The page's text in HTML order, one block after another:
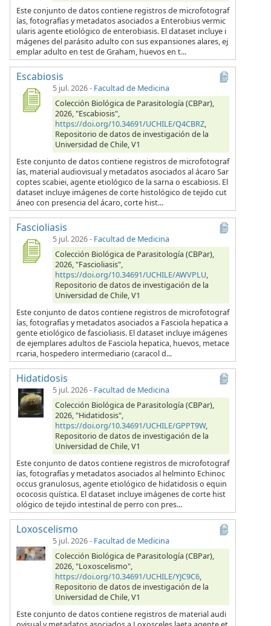
Este conjunto de datos contiene registros de microfotograf
ías, fotografías y metadatos asociados a Enterobius vermic
ularis agente etiológico de enterobiasis. El dataset incluye i
mágenes del parásito adulto con sus expansiones alares, ej
emplar adulto en test de Graham, huevos en t...
Escabiosis
5 jul. 2026- Facultad de Medicina
Colección Biológica de Parasitología (CBPar),
2026, "Escabiosis",
https://doi.org/10.34691/UCHILE/Q4CBRZ,
Repositorio de datos de investigación de la
Universidad de Chile, V1
Este conjunto de datos contiene registros de microfotograf
ías, material audiovisual y metadatos asociados al ácaro Sar
coptes scabiei, agente etiológico de la sarna o escabiosis. El
dataset incluye imágenes de corte histológico de tejido cut
áneo con presencia del ácaro, corte hist...
Fascioliasis
5 jul. 2026- Facultad de Medicina
Colección Biológica de Parasitología (CBPar),
2026, "Fascioliasis",
https://doi.org/10.34691/UCHILE/AWVPLU,
Repositorio de datos de investigación de la
Universidad de Chile, V1
Este conjunto de datos contiene registros de microfotograf
ías, fotografías y metadatos asociados a Fasciola hepatica a
gente etiológico de fascioliasis. El dataset incluye imágenes
de ejemplares adultos de Fasciola hepatica, huevos, metace
rcaria, hospedero intermediario (caracol d...
Hidatidosis
5 jul. 2026- Facultad de Medicina
Colección Biológica de Parasitología (CBPar),
2026, "Hidatidosis",
https://doi.org/10.34691/UCHILE/GPPT9W,
Repositorio de datos de investigación de la
Universidad de Chile, V1
Este conjunto de datos contiene registros de microfotograf
ías, fotografías y metadatos asociados al helminto Echinoc
occus granulosus, agente etiológico de hidatidosis o equin
ococosis quística. El dataset incluye imágenes de corte hist
ológico de tejido intestinal de perro con pres...
Loxoscelismo
5 jul. 2026- Facultad de Medicina
Colección Biológica de Parasitología (CBPar),
2026, "Loxoscelismo",
https://doi.org/10.34691/UCHILE/YJC9C6,
Repositorio de datos de investigación de la
Universidad de Chile, V1
Este conjunto de datos contiene registros de material audi